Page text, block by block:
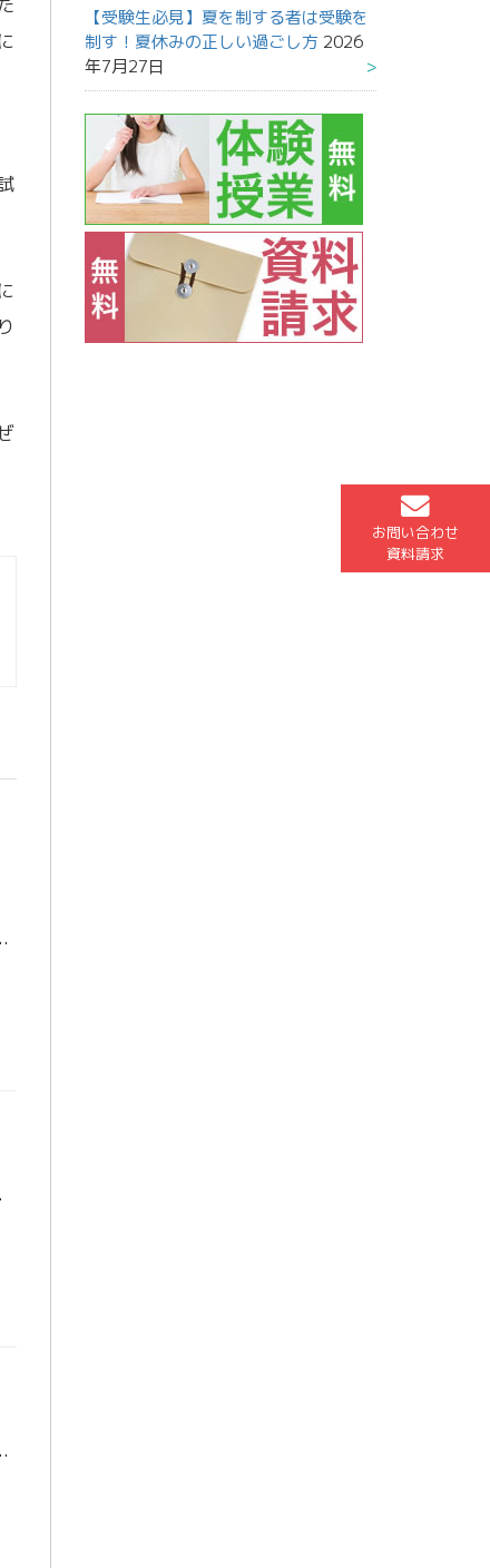
お問い合わせ
資料請求
学 商学部 合格 長良高校３年生 森田 泰誠くん 高3の春、 […]
不安から数学に […]
もう少ししたら載せます???? 今回は、大学で授業以外での過ご […]
【受験生必見】夏を制する者は受験を
制す！夏休みの正しい過ごし方 2026
年7月27日